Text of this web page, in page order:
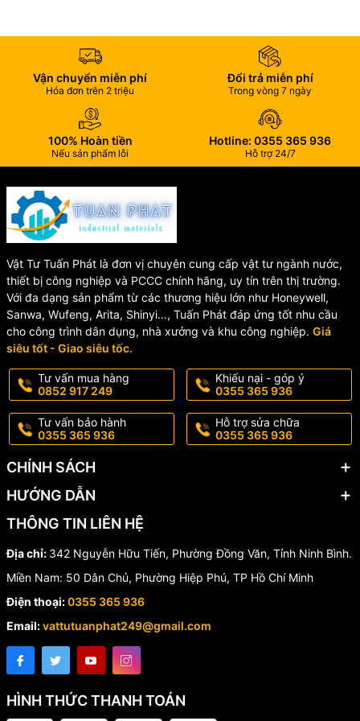
Hệ thống cấp thoát nước công nghiệp
Dây chuyền sản xuất thực phẩm và dược phẩm
Vận chuyển miễn phí
Hóa đơn trên 2 triệu
Đổi trả miễn phí
Trong vòng 7 ngày
100% Hoàn tiền
Nếu sản phẩm lỗi
Hotline: 0355 365 936
Hỗ trợ 24/7
Vật Tư Tuấn Phát là đơn vị chuyên cung cấp vật tư ngành nước,
thiết bị công nghiệp và PCCC chính hãng, uy tín trên thị trường.
Với đa dạng sản phẩm từ các thương hiệu lớn như Honeywell,
Sanwa, Wufeng, Arita, Shinyi…, Tuấn Phát đáp ứng tốt nhu cầu
cho công trình dân dụng, nhà xưởng và khu công nghiệp. Giá
siêu tốt - Giao siêu tốc.
Tư vấn mua hàng
0852 917 249
Khiếu nại - góp ý
0355 365 936
Tư vấn bảo hành
0355 365 936
Hỗ trợ sửa chữa
0355 365 936
CHÍNH SÁCH
HƯỚNG DẪN
THÔNG TIN LIÊN HỆ
Địa chỉ: 342 Nguyễn Hữu Tiến, Phường Đồng Văn, Tỉnh Ninh Bình.
Miền Nam: 50 Dân Chủ, Phường Hiệp Phú, TP Hồ Chí Minh
Điện thoại:0355 365 936
Email:vattutuanphat249@gmail.com
HÌNH THỨC THANH TOÁN